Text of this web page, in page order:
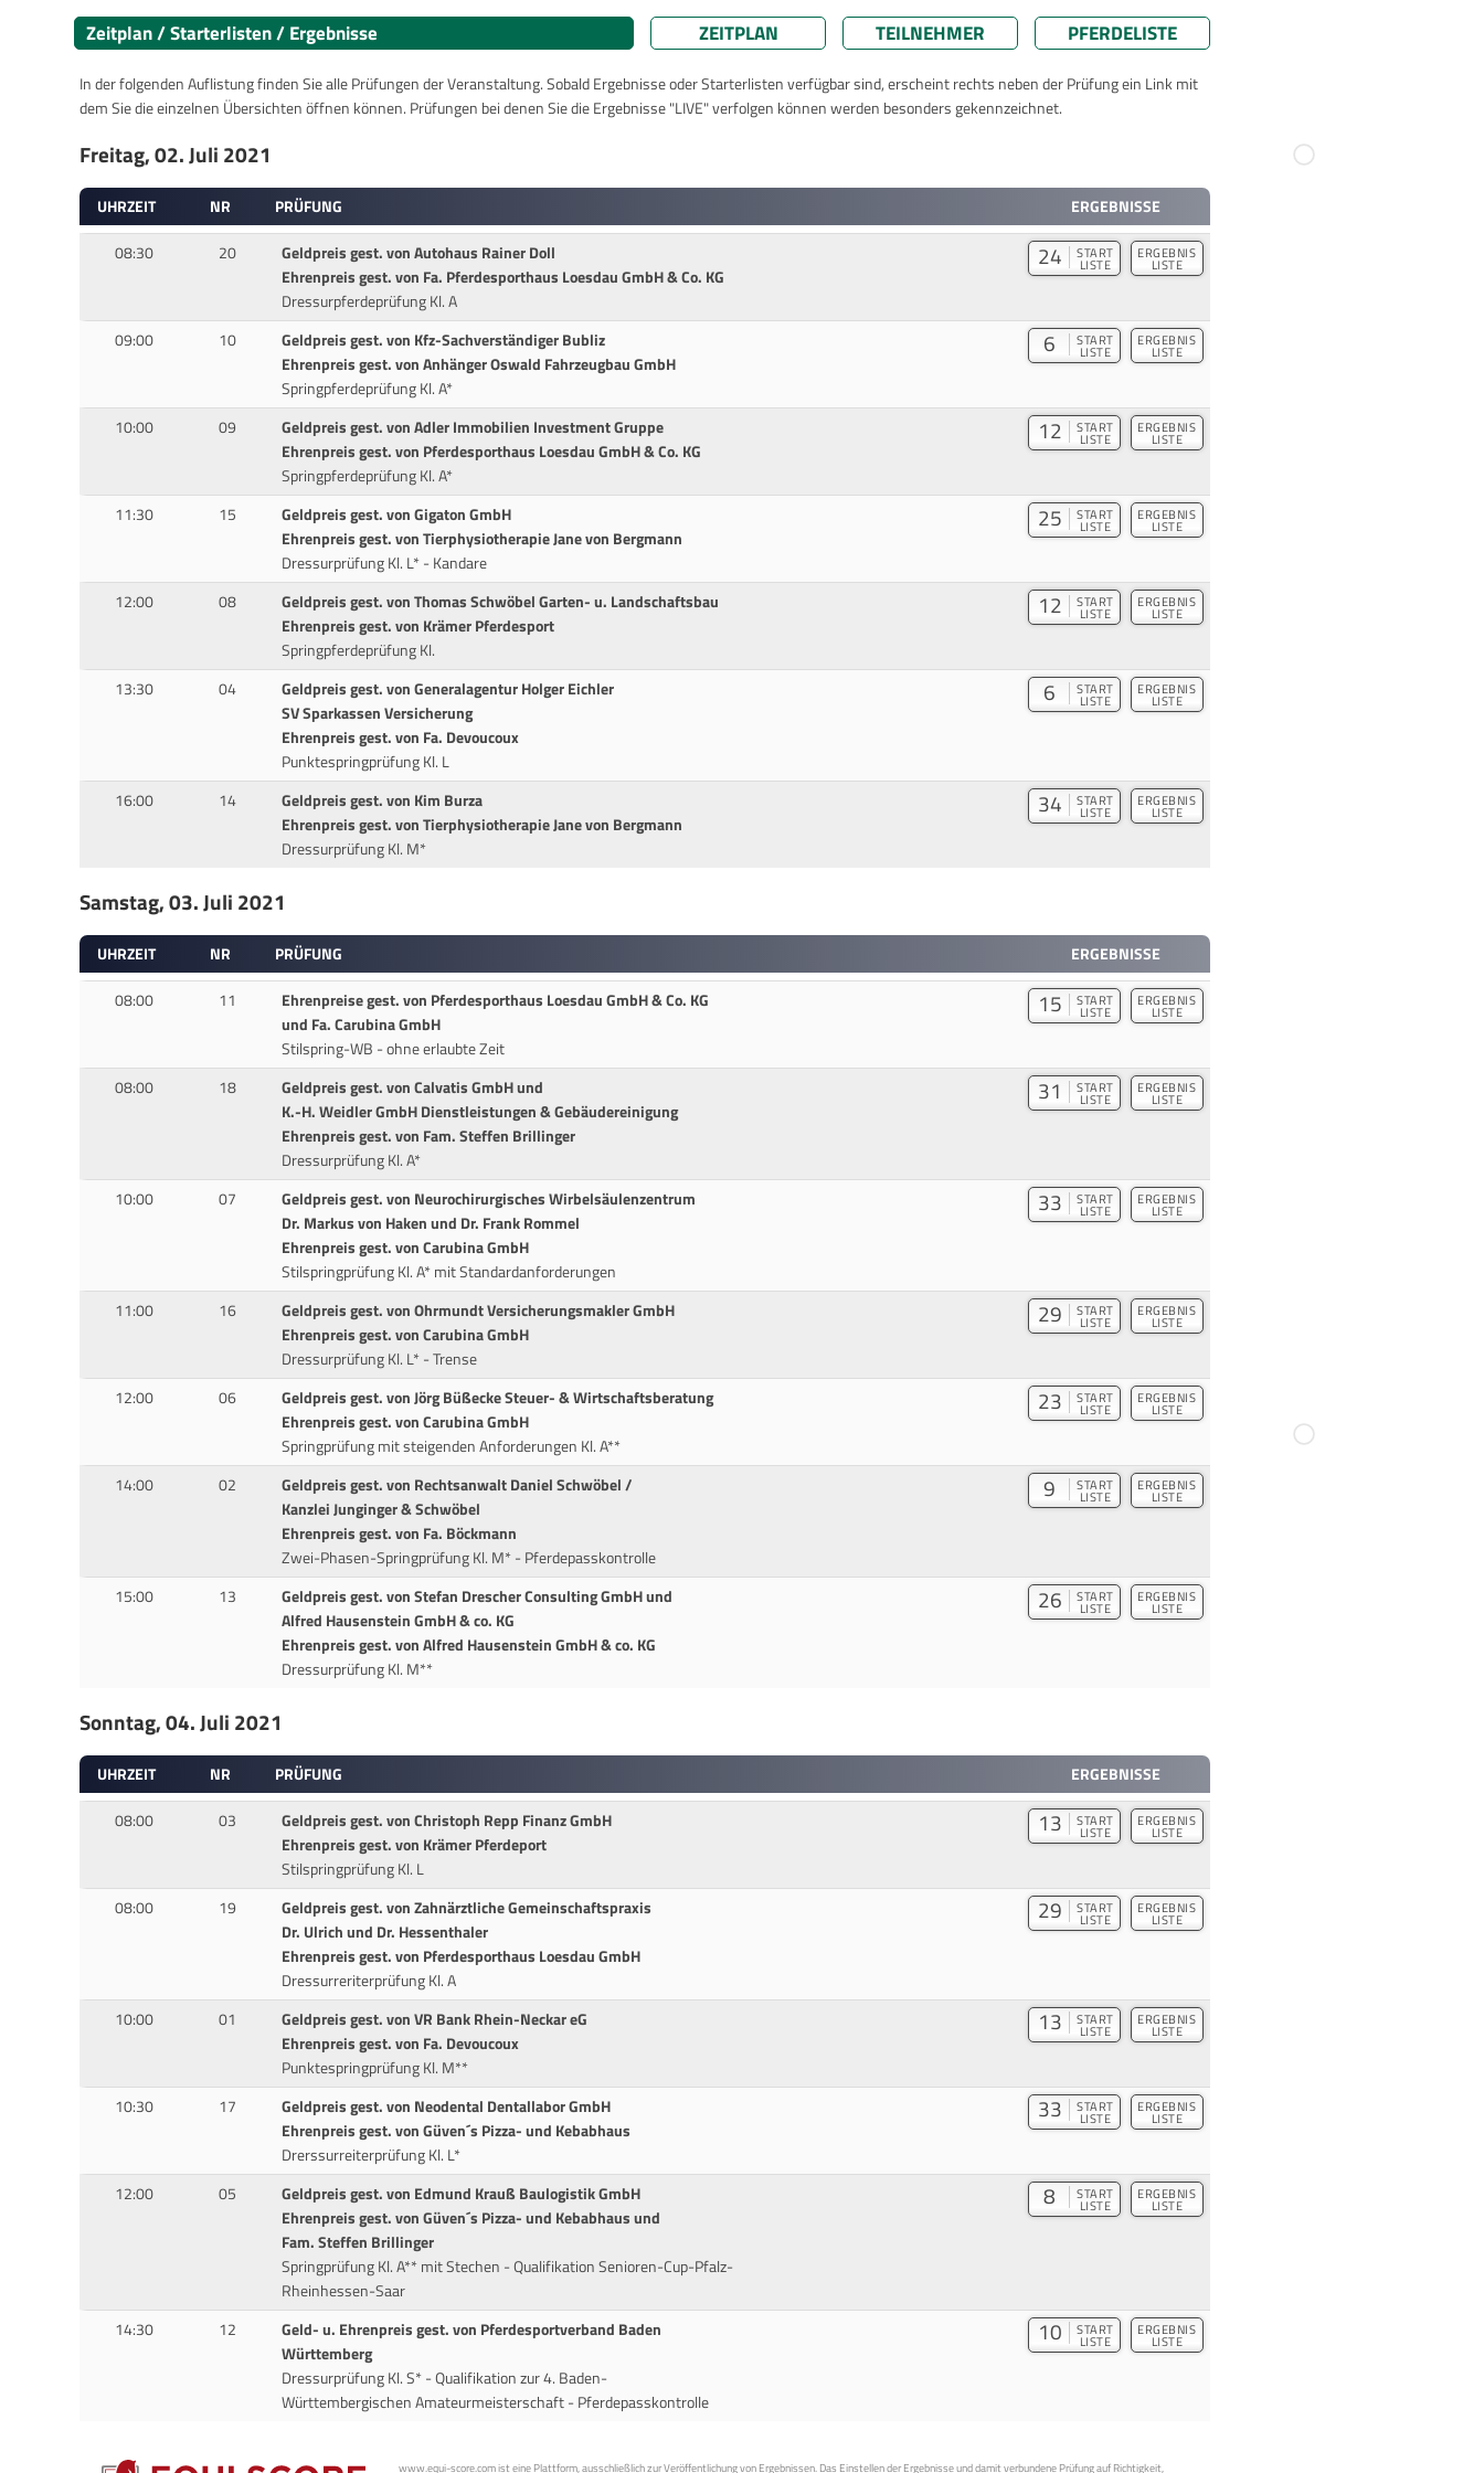
Zeitplan / Starterlisten / Ergebnisse ZEITPLAN TEILNEHMER PFERDELISTE
In der folgenden Auflistung finden Sie alle Prüfungen der Veranstaltung. Sobald Ergebnisse oder Starterlisten verfügbar sind, erscheint rechts neben der Prüfung ein Link mit
dem Sie die einzelnen Übersichten öffnen können. Prüfungen bei denen Sie die Ergebnisse "LIVE" verfolgen können werden besonders gekennzeichnet.
Freitag, 02. Juli 2021
UHRZEIT NR PRÜFUNG
ERGEBNISSE
08:30
20
Geldpreis gest. von Autohaus Rainer Doll
Ehrenpreis gest. von Fa. Pferdesporthaus Loesdau GmbH & Co. KG
Dressurpferdeprüfung Kl. A
24 START
LISTE
ERGEBNIS
LISTE
09:00 10
Geldpreis gest. von Kfz-Sachverständiger Bubliz
Ehrenpreis gest. von Anhänger Oswald Fahrzeugbau GmbH
Springpferdeprüfung Kl. A*
6 START
LISTE
ERGEBNIS
LISTE
10:00 09
Geldpreis gest. von Adler Immobilien Investment Gruppe
Ehrenpreis gest. von Pferdesporthaus Loesdau GmbH & Co. KG
Springpferdeprüfung Kl. A*
12 START
LISTE
ERGEBNIS
LISTE
11:30 15
Geldpreis gest. von Gigaton GmbH
Ehrenpreis gest. von Tierphysiotherapie Jane von Bergmann
Dressurprüfung Kl. L* - Kandare
25 START
LISTE
ERGEBNIS
LISTE
12:00 08
Geldpreis gest. von Thomas Schwöbel Garten- u. Landschaftsbau
Ehrenpreis gest. von Krämer Pferdesport
Springpferdeprüfung Kl.
12 START
LISTE
ERGEBNIS
LISTE
13:30 04
Geldpreis gest. von Generalagentur Holger Eichler
SV Sparkassen Versicherung
Ehrenpreis gest. von Fa. Devoucoux
Punktespringprüfung Kl. L
6 START
LISTE
ERGEBNIS
LISTE
16:00 14
Geldpreis gest. von Kim Burza
Ehrenpreis gest. von Tierphysiotherapie Jane von Bergmann
Dressurprüfung Kl. M*
34 START
LISTE
ERGEBNIS
LISTE
Samstag, 03. Juli 2021
UHRZEIT NR PRÜFUNG
ERGEBNISSE
08:00
11
Ehrenpreise gest. von Pferdesporthaus Loesdau GmbH & Co. KG
und Fa. Carubina GmbH
Stilspring-WB - ohne erlaubte Zeit
15 START
LISTE
ERGEBNIS
LISTE
08:00 18
Geldpreis gest. von Calvatis GmbH und
K.-H. Weidler GmbH Dienstleistungen & Gebäudereinigung
Ehrenpreis gest. von Fam. Steffen Brillinger
Dressurprüfung Kl. A*
31 START
LISTE
ERGEBNIS
LISTE
10:00 07
Geldpreis gest. von Neurochirurgisches Wirbelsäulenzentrum
Dr. Markus von Haken und Dr. Frank Rommel
Ehrenpreis gest. von Carubina GmbH
Stilspringprüfung Kl. A* mit Standardanforderungen
33 START
LISTE
ERGEBNIS
LISTE
11:00 16
Geldpreis gest. von Ohrmundt Versicherungsmakler GmbH
Ehrenpreis gest. von Carubina GmbH
Dressurprüfung Kl. L* - Trense
29 START
LISTE
ERGEBNIS
LISTE
12:00 06
Geldpreis gest. von Jörg Büßecke Steuer- & Wirtschaftsberatung
Ehrenpreis gest. von Carubina GmbH
Springprüfung mit steigenden Anforderungen Kl. A**
23 START
LISTE
ERGEBNIS
LISTE
14:00 02
Geldpreis gest. von Rechtsanwalt Daniel Schwöbel /
Kanzlei Junginger & Schwöbel
Ehrenpreis gest. von Fa. Böckmann
Zwei-Phasen-Springprüfung Kl. M* - Pferdepasskontrolle
9 START
LISTE
ERGEBNIS
LISTE
15:00 13
Geldpreis gest. von Stefan Drescher Consulting GmbH und
Alfred Hausenstein GmbH & co. KG
Ehrenpreis gest. von Alfred Hausenstein GmbH & co. KG
Dressurprüfung Kl. M**
26 START
LISTE
ERGEBNIS
LISTE
Sonntag, 04. Juli 2021
UHRZEIT NR PRÜFUNG
ERGEBNISSE
08:00
03
Geldpreis gest. von Christoph Repp Finanz GmbH
Ehrenpreis gest. von Krämer Pferdeport
Stilspringprüfung Kl. L
13 START
LISTE
ERGEBNIS
LISTE
08:00 19
Geldpreis gest. von Zahnärztliche Gemeinschaftspraxis
Dr. Ulrich und Dr. Hessenthaler
Ehrenpreis gest. von Pferdesporthaus Loesdau GmbH
Dressurreriterprüfung Kl. A
29 START
LISTE
ERGEBNIS
LISTE
10:00 01
Geldpreis gest. von VR Bank Rhein-Neckar eG
Ehrenpreis gest. von Fa. Devoucoux
Punktespringprüfung Kl. M**
13 START
LISTE
ERGEBNIS
LISTE
10:30 17
Geldpreis gest. von Neodental Dentallabor GmbH
Ehrenpreis gest. von Güven´s Pizza- und Kebabhaus
Drerssurreiterprüfung Kl. L*
33 START
LISTE
ERGEBNIS
LISTE
12:00 05
Geldpreis gest. von Edmund Krauß Baulogistik GmbH
Ehrenpreis gest. von Güven´s Pizza- und Kebabhaus und
Fam. Steffen Brillinger
Springprüfung Kl. A** mit Stechen - Qualifikation Senioren-Cup-Pfalz-
Rheinhessen-Saar
8 START
LISTE
ERGEBNIS
LISTE
14:30 12
Geld- u. Ehrenpreis gest. von Pferdesportverband Baden
Württemberg
Dressurprüfung Kl. S* - Qualifikation zur 4. Baden-
Württembergischen Amateurmeisterschaft - Pferdepasskontrolle
10 START
LISTE
ERGEBNIS
LISTE
www.equi-score.com ist eine Plattform, ausschließlich zur Veröffentlichung von Ergebnissen. Das Einstellen der Ergebnisse und damit verbundene Prüfung auf Richtigkeit,